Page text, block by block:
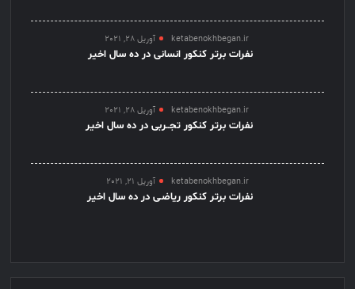
ketabenokhbegan.ir آوریل 28, 2021
نفرات برتر کنکور انسانی در ده سال اخیر
ketabenokhbegan.ir آوریل 28, 2021
نفرات برتر کنکور تجــربی در ده سال اخیر
ketabenokhbegan.ir آوریل 21, 2021
نفرات برتر کنکور ریاضـی در ده سال اخیر